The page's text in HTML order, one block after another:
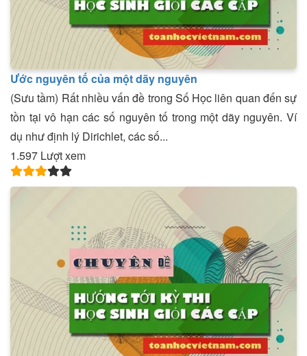
Ước nguyên tố của một dãy nguyên
(Sưu tầm) Rất nhiều vấn đề trong Số Học liên quan đến sự
tồn tại vô hạn các số nguyên tố trong một dãy nguyên. Ví
dụ như định lý Dirichlet, các số...
1.597 Lượt xem